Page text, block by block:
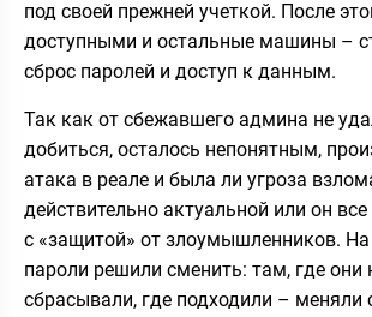
под своей прежней учеткой. После
доступными и остальные машины –
сброс паролей и доступ к данным.
Так как от сбежавшего админа не
добиться, осталось непонятным,
атака в реале и была ли угроза
действительно актуальной или он
с «защитой» от злоумышленников. На
пароли решили сменить: там, где они
сбрасывали, где подходили – меняли